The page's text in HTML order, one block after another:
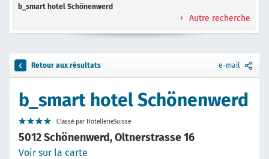
b_smart hotel Schönenwerd
Autre recherche
Retour aux résultats e-mail
b_smart hotel Schönenwerd
Classé par HotellerieSuisse
5012 Schönenwerd, Oltnerstrasse 16
Voir sur la carte